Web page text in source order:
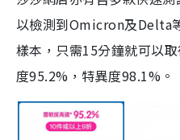
以檢測到Omicron及Delta
樣本，只需15分鐘就可以
度95.2%，特異度98.1%。